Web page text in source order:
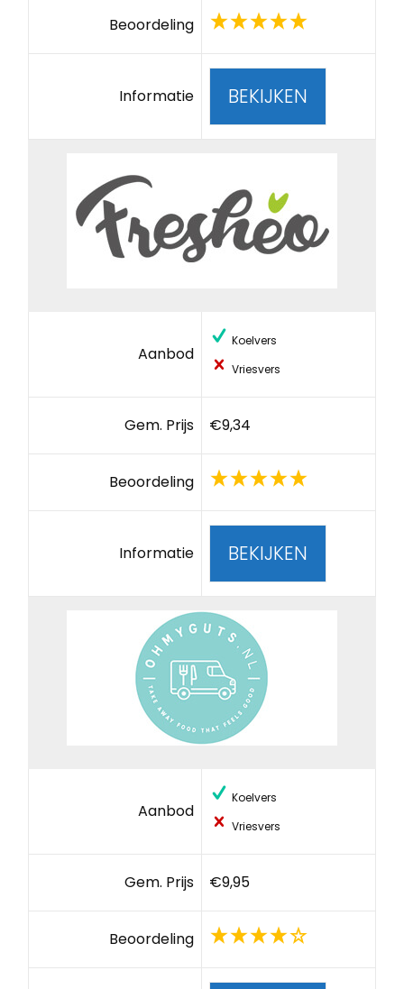
Beoordeling
Informatie BEKIJKEN
Aanbod
Koelvers
Vriesvers
Gem. Prijs €9,34
Beoordeling
Informatie BEKIJKEN
Aanbod
Koelvers
Vriesvers
Gem. Prijs €9,95
Beoordeling